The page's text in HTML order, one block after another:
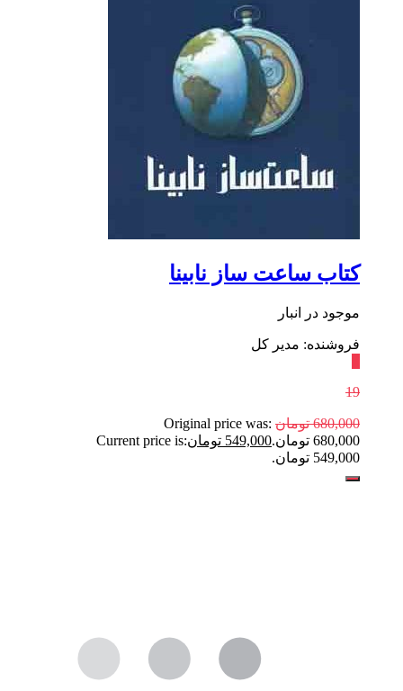
کتاب ساعت ساز نابینا
موجود در انبار
فروشنده: مدیر کل
19
680,000 تومان Original price was:
680,000 تومان.
549,000 تومانCurrent price is:
549,000 تومان.